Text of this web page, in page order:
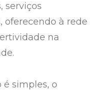
serviços
oferecendo à rede
na
é simples, o